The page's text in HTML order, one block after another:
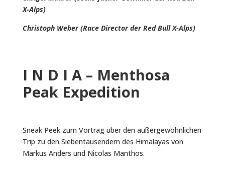
X-Alps)
Christoph Weber (Race Director der Red Bull X-Alps)
I N D I A – Menthosa
Peak Expedition
Sneak Peek zum Vortrag über den außergewöhnlichen
Trip zu den Siebentausendern des Himalayas von
Markus Anders und Nicolas Manthos.